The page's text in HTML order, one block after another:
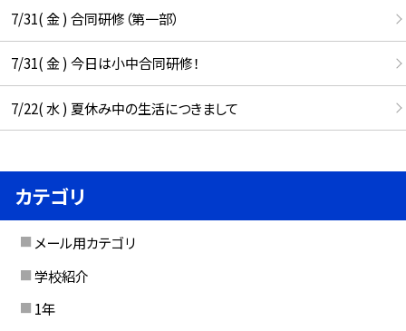
7/31( 金 ) 合同研修（第一部）
7/31( 金 ) 今日は小中合同研修！
7/22( 水 ) 夏休み中の生活につきまして
カテゴリ
メール用カテゴリ
学校紹介
1年